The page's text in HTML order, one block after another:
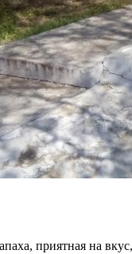
приятная на